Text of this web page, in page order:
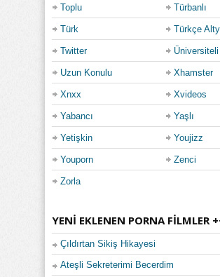
Toplu Türbanlı
Türk Türkçe
Twitter Üniversiteli
Uzun Konulu Xhamster
Xnxx Xvideos
Yabancı Yaşlı
Yetişkin Youjizz
Youporn Zenci
Zorla
YENI EKLENEN PORNA FILMLER
Çıldırtan Sikiş Hikayesi
Ateşli Sekreterimi Becerdim